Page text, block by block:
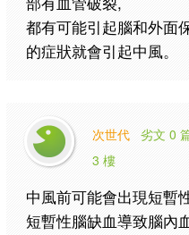
都有可能引起腦和外面
的症狀就會引起中風。
次世代 劣文 0
3 樓
中風前可能會出現短暫
短暫性腦缺血導致腦內